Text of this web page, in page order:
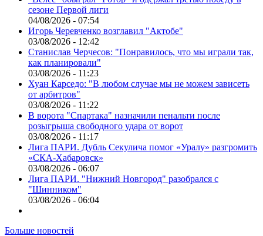
сезоне Первой лиги
04/08/2026 - 07:54
Игорь Черевченко возглавил "Актобе"
03/08/2026 - 12:42
Станислав Черчесов: "Понравилось, что мы играли так,
как планировали"
03/08/2026 - 11:23
Хуан Карседо: "В любом случае мы не можем зависеть
от арбитров"
03/08/2026 - 11:22
В ворота "Спартака" назначили пенальти после
розыгрыша свободного удара от ворот
03/08/2026 - 11:17
Лига ПАРИ. Дубль Секулича помог «Уралу» разгромить
«СКА-Хабаровск»
03/08/2026 - 06:07
Лига ПАРИ. "Нижний Новгород" разобрался с
"Шинником"
03/08/2026 - 06:04
Больше новостей